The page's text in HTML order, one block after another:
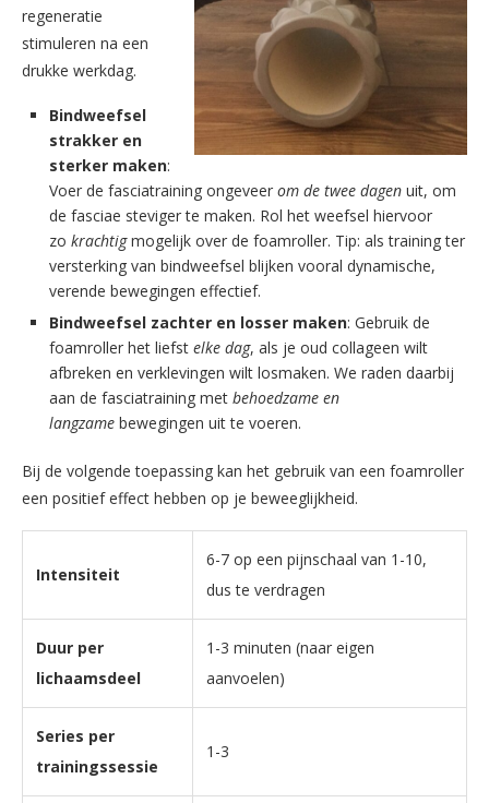
regeneratie
stimuleren na een
drukke werkdag.
Bindweefsel
strakker en
sterker maken:
Voer de fasciatraining ongeveer om de twee dagen uit, om
de fasciae steviger te maken. Rol het weefsel hiervoor
zo krachtigmogelijk over de foamroller. Tip: als training ter
versterking van bindweefsel blijken vooral dynamische,
verende bewegingen effectief.
Bindweefsel zachter en losser maken: Gebruik de
foamroller het liefst elke dag, als je oud collageen wilt
afbreken en verklevingen wilt losmaken. We raden daarbij
aan de fasciatraining met behoedzame en
langzame bewegingen uit te voeren.
Bij de volgende toepassing kan het gebruik van een foamroller
een positief effect hebben op je beweeglijkheid.
Intensiteit
6-7 op een pijnschaal van 1-10,
dus te verdragen
Duur per
lichaamsdeel
1-3 minuten (naar eigen
aanvoelen)
Series per
trainingssessie
1-3